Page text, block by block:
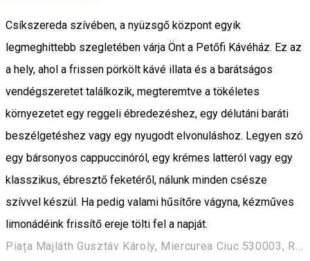
Csíkszereda szívében, a nyüzsgő központ egyik
legmeghittebb szegletében várja Önt a Petőfi Kávéház. Ez az
a hely, ahol a frissen pörkölt kávé illata és a barátságos
vendégszeretet találkozik, megteremtve a tökéletes
környezetet egy reggeli ébredezéshez, egy délutáni baráti
beszélgetéshez vagy egy nyugodt elvonuláshoz. Legyen szó
egy bársonyos cappuccinóról, egy krémes latteról vagy egy
klasszikus, ébresztő feketéről, nálunk minden csésze
szívvel készül. Ha pedig valami hűsítőre vágyna, kézműves
limonádéink frissítő ereje tölti fel a napját.
Piața Majláth Gusztáv Károly, Miercurea Ciuc 530003, Romania